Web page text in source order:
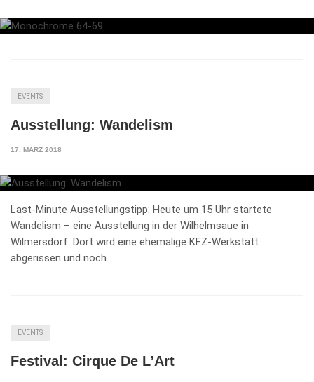
EVENTS
Ausstellung: Wandelism
17. MÄRZ 2018
Last-Minute Ausstellungstipp: Heute um 15 Uhr startete
Wandelism – eine Ausstellung in der Wilhelmsaue in
Wilmersdorf. Dort wird eine ehemalige KFZ-Werkstatt
abgerissen und noch …
EVENTS
Festival: Cirque De L’Art